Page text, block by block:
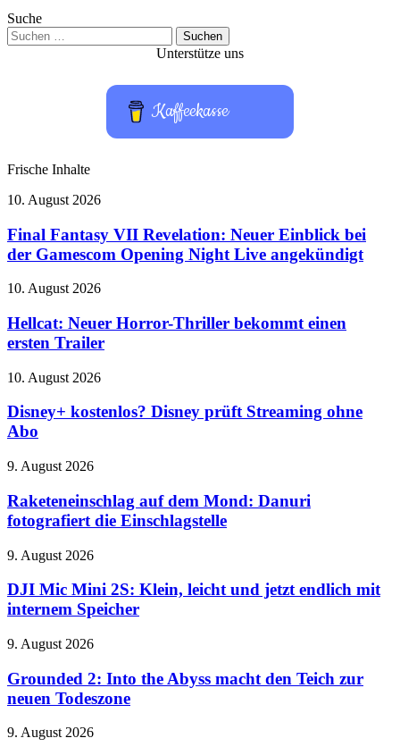
Suche
Suchen
nach:
Unterstütze uns
Kaffeekasse
Frische Inhalte
Final
VII
Revelation:
Neuer
bei
Gamescom
Opening
Live
10. August 2026
Final Fantasy VII Revelation: Neuer Einblick bei
der Gamescom Opening Night Live angekündigt
Hellcat:
Horror-
Thriller
bekommt
ersten
10. August 2026
Hellcat: Neuer Horror-Thriller bekommt einen
ersten Trailer
Disney+
Disney
prüft
Streaming
Abo
10. August 2026
Disney+ kostenlos? Disney prüft Streaming ohne
Abo
Raketeneinschlag
dem
Mond:
Danuri
die
9. August 2026
Raketeneinschlag auf dem Mond: Danuri
fotografiert die Einschlagstelle
DJI
Mini
2S:
Klein,
und
endlich
mit
Speicher
9. August 2026
DJI Mic Mini 2S: Klein, leicht und jetzt endlich mit
internem Speicher
Grounded
Into
the
Abyss
den
9. August 2026
Grounded 2: Into the Abyss macht den Teich zur
neuen Todeszone
Quake
9. August 2026